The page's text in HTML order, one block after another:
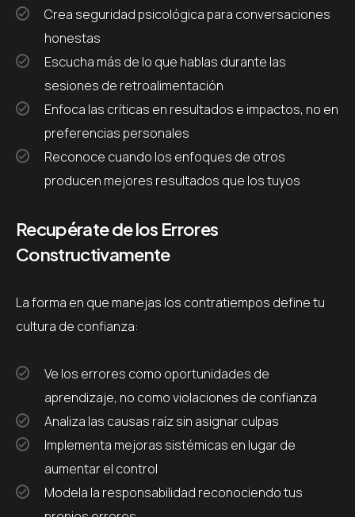
Crea seguridad psicológica para conversaciones
honestas
Escucha más de lo que hablas durante las
sesiones de retroalimentación
Enfoca las críticas en resultados e impactos, no en
preferencias personales
Reconoce cuando los enfoques de otros
producen mejores resultados que los tuyos
Recupérate de los Errores
Constructivamente
La forma en que manejas los contratiempos define tu
cultura de confianza:
Ve los errores como oportunidades de
aprendizaje, no como violaciones de confianza
Analiza las causas raíz sin asignar culpas
Implementa mejoras sistémicas en lugar de
aumentar el control
Modela la responsabilidad reconociendo tus